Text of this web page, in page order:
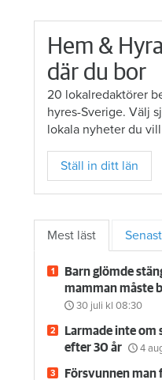
Hem &
där du bor
20 lokalredaktörer
hyres-Sverige. Välj
lokala nyheter du
Ställ in ditt län
Mest läst
Barn glömde
mamman måste
30 juli kl 08:30
Larmade inte om
efter 30 år
4
Försvunnen man